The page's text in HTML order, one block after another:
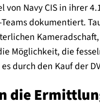
von Navy CIS in ihrer
dokumentiert.
Möglichkeit, die
durch den Kauf der
die